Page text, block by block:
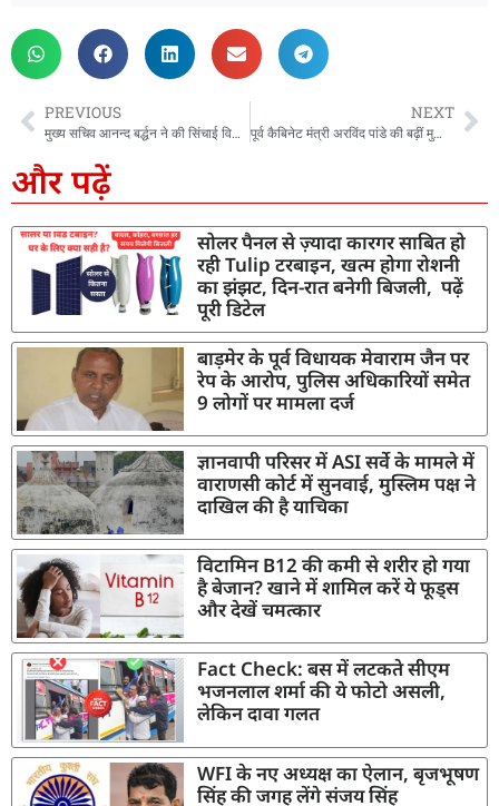
PREVIOUS
मुख्य सचिव आनन्द बर्द्धन ने की सिंचाई विभाग द्वारा निर्माणाधीन जमरानी एवं सौंग बांध परियोजनाओं की समीक्षा
NEXT
पूर्व कैबिनेट मंत्री अरविंद पांडे की बढ़ीं मुश्किलें, आवास पर अतिक्रमण हटाने का नोटिस चस्पा
और पढ़ें
सोलर पैनल से ज़्यादा कारगर साबित हो
रही Tulip टरबाइन, खत्म होगा रोशनी
का झंझट, दिन-रात बनेगी बिजली, पढ़ें
पूरी डिटेल
बाड़मेर के पूर्व विधायक मेवाराम जैन पर
रेप के आरोप, पुलिस अधिकारियों समेत
9 लोगों पर मामला दर्ज
ज्ञानवापी परिसर में ASI सर्वे के मामले में
वाराणसी कोर्ट में सुनवाई, मुस्लिम पक्ष ने
दाखिल की है याचिका
विटामिन B12 की कमी से शरीर हो गया
है बेजान? खाने में शामिल करें ये फूड्स
और देखें चमत्कार
Fact Check: बस में लटकते सीएम
भजनलाल शर्मा की ये फोटो असली,
लेकिन दावा गलत
WFI के नए अध्यक्ष का ऐलान, बृजभूषण
सिंह की जगह लेंगे संजय सिंह